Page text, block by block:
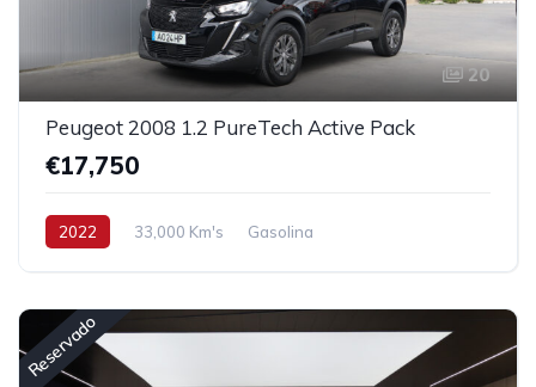
20
Peugeot 2008 1.2 PureTech Active Pack
€17,750
2022 33,000 Km's Gasolina
Reservado